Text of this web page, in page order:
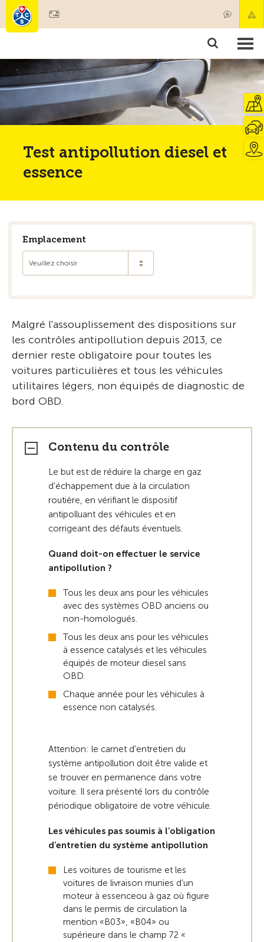
Membres & prestations
Tests, sécurité & santé
Test antipollution diesel et
essence
Emplacement
Veuillez choisir
Malgré l'assouplissement des dispositions sur
les contrôles antipollution depuis 2013, ce
dernier reste obligatoire pour toutes les
voitures particulières et tous les véhicules
utilitaires légers, non équipés de diagnostic de
bord OBD.
Contenu du contrôle
Le but est de réduire la charge en gaz
d'échappement due à la circulation
routière, en vérifiant le dispositif
antipolluant des véhicules et en
corrigeant des défauts éventuels.
Quand doit-on effectuer le service
antipollution ?
Tous les deux ans pour les véhicules
avec des systèmes OBD anciens ou
non-homologués.
Tous les deux ans pour les véhicules
à essence catalysés et les véhicules
équipés de moteur diesel sans
OBD.
Chaque année pour les véhicules à
essence non catalysés.
Attention: le carnet d'entretien du
système antipollution doit être valide et
se trouver en permanence dans votre
voiture. Il sera présenté lors du contrôle
périodique obligatoire de votre véhicule.
Les véhicules pas soumis à l’obligation
d’entretien du système antipollution
Les voitures de tourisme et les
voitures de livraison munies d’un
moteur à essenceou à gaz où figure
dans le permis de circulation la
mention «B03», «B04» ou
supérieure dans le champ 72 «